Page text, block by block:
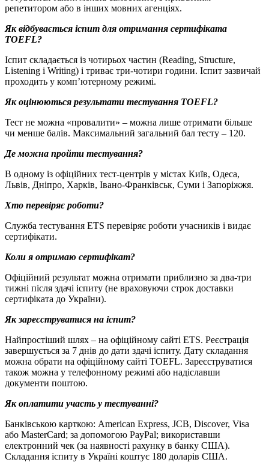
репетитором або в інших мовних агенціях.
Як відбувається іспит для отримання сертифіката
TOEFL?
Іспит складається із чотирьох частин (Reading, Structure,
Listening і Writing) і триває три-чотири години. Іспит зазвичай
проходить у комп’ютерному режимі.
Як оцінюються результати тестування TOEFL?
Тест не можна «провалити» – можна лише отримати більше
чи менше балів. Максимальний загальний бал тесту – 120.
Де можна пройти тестування?
В одному із офіційних тест-центрів у містах Київ, Одеса,
Львів, Дніпро, Харків, Івано-Франківськ, Суми і Запоріжжя.
Хто перевіряє роботи?
Служба тестування ETS перевіряє роботи учасників і видає
сертифікати.
Коли я отримаю сертифікат?
Офіційний результат можна отримати приблизно за два-три
тижні після здачі іспиту (не враховуючи строк доставки
сертифіката до України).
Як зареєструватися на іспит?
Найпростіший шлях – на офіційному сайті ETS. Реєстрація
завершується за 7 днів до дати здачі іспиту. Дату складання
можна обрати на офіційному сайті TOEFL. Зареєструватися
також можна у телефонному режимі або надіславши
документи поштою.
Як оплатити участь у тестуванні?
Банківською карткою: American Express, JCB, Discover, Visa
або MasterCard; за допомогою PayPal; використавши
електронний чек (за наявності рахунку в банку США).
Складання іспиту в Україні коштує 180 доларів США.